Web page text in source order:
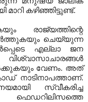
കഴിഞ്ഞിട്ടുണ്ട്.
രാജ്യത്തിന്റെ
ചെയ്യുന്ന
എല്ലാ ജന
വേണം. അത്
നാടിനാപത്താണ്.
സ്വീകരിച്ച